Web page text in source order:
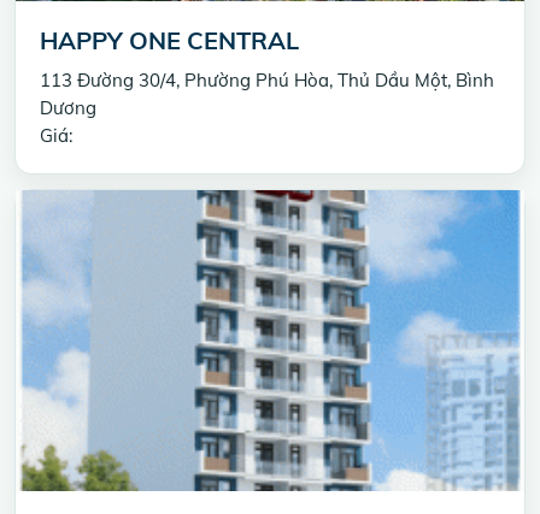
HAPPY ONE CENTRAL
113 Đường 30/4, Phường Phú Hòa, Thủ Dầu Một, Bình
Dương
Giá: